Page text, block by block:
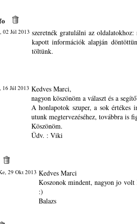
02 Júl 2013 szeretnék gratulálni az
kapott információk alapján
töltünk.
Júl 2013 Kedves Marci,
nagyon köszönöm a választ és a
A honlapotok szuper, a sok értékes
utunk megtervezéséhez, továbbra is
Köszönöm.
Üdv. : Viki
29 Okt 2013 Kedves Marci
Koszonok mindent, nagyon jo
:)
Balazs